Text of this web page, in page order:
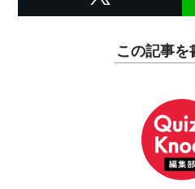
この記事を